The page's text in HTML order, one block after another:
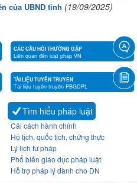
của UBND tỉnh (19/09/2025)
CÁC CÂU HỎI THƯỜNG GẶP
Liên quan đến luật pháp VN
TÀI LIỆU TUYÊN TRUYỀN
Tài liệu tuyên truyền PBGDPL
Tìm hiểu pháp luật
Cải cách hành chính
Hộ tịch, quốc tịch, chứng thực
Lý lịch tư pháp
Phổ biến giáo dục pháp luật
Hỗ trợ pháp lý dành cho DN